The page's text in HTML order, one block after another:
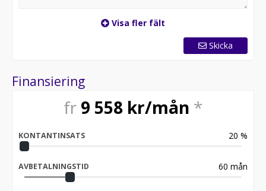
* Vi tillhandahåller förmånlig finansiering och
Visa fler fält
Skicka
Finansiering
fr 9 558 kr/mån *
KONTANTINSATS 20 %
AVBETALNINGSTID 60 mån